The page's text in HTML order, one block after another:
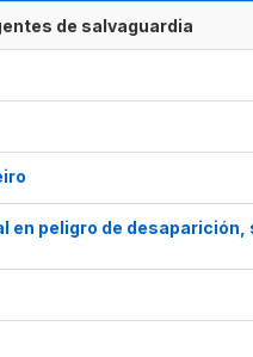
de salvaguardia
peligro de desaparición,